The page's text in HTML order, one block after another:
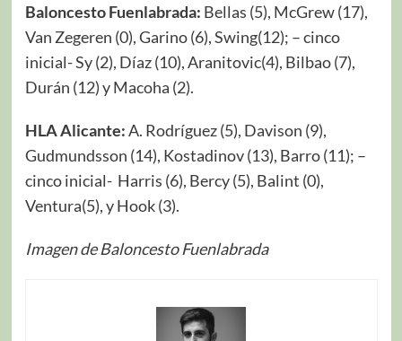
Baloncesto Fuenlabrada: Bellas (5), McGrew (17),
Van Zegeren (0), Garino (6), Swing(12); – cinco
inicial- Sy (2), Díaz (10), Aranitovic(4), Bilbao (7),
Durán (12) y Macoha (2).
HLA Alicante:A. Rodríguez (5), Davison (9),
Gudmundsson (14), Kostadinov (13), Barro (11); –
cinco inicial- Harris (6), Bercy (5), Balint (0),
Ventura(5), y Hook (3).
Imagen de Baloncesto Fuenlabrada